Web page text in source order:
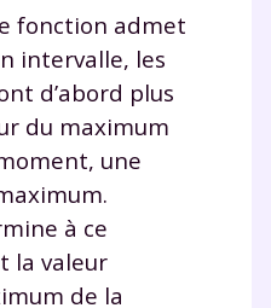
fonction admet
intervalle, les
d’abord plus
du maximum
une
à ce
la valeur
de la